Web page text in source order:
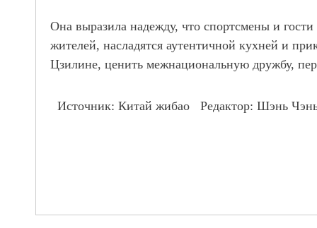
Она выразила надежду, что спортсмены и
жителей, насладятся аутентичной кухней и
Цзилине, ценить межнациональную дружбу,
Источник: Китай жибао Редактор: Шэнь